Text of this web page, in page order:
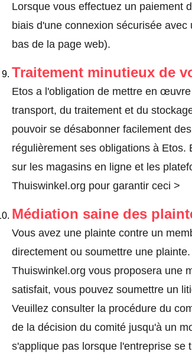
Lorsque vous effectuez un paiement
biais d'une connexion sécurisée
bas de la page web).
Traitement minutieux de
Etos a l'obligation de mettre en
transport, du traitement et du
pouvoir se désabonner facilement
régulièrement ses obligations à
sur les magasins en ligne et les
Thuiswinkel.org pour garantir ceci >
Médiation saine des
Vous avez une plainte contre un
directement ou soumettre une plainte
Thuiswinkel.org vous proposera une
satisfait, vous pouvez soumettre un
Veuillez consulter la procédure du
de la décision du comité jusqu'à un
s'applique pas lorsque l'entreprise se